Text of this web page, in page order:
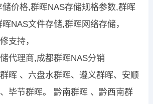
价格,群晖NAS存储规格参数,群晖
NAS文件存储,群晖网络存储，
支持，
代理商,成都群晖NAS分销
晖 、六盘水群晖、遵义群晖、安顺
毕节群晖。 黔南群晖 、黔西南群